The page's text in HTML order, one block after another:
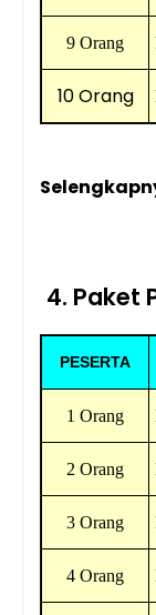
9 Orang
10 Orang
4. Paket
PESERTA
1 Orang
2 Orang
3 Orang
4 Orang